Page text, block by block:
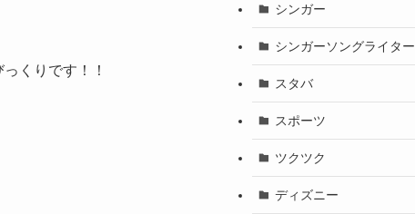
くりです！！
シンガー
シンガーソングライター
スタバ
スポーツ
ツクツク
ディズニー